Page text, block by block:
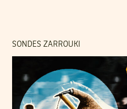
SONDES ZARROUKI